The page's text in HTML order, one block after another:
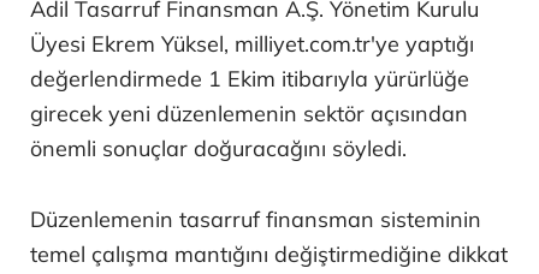
Adil Tasarruf Finansman A.Ş. Yönetim Kurulu
Üyesi Ekrem Yüksel, milliyet.com.tr'ye yaptığı
değerlendirmede 1 Ekim itibarıyla yürürlüğe
girecek yeni düzenlemenin sektör açısından
önemli sonuçlar doğuracağını söyledi.
Düzenlemenin tasarruf finansman sisteminin
temel çalışma mantığını değiştirmediğine dikkat